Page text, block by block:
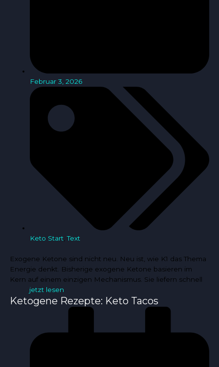
Februar 3, 2026
Keto Start ,Text
Exogene Ketone sind nicht neu. Neu ist, wie K1 das Thema
Energie denkt. Bisherige exogene Ketone basieren im
Kern auf einem einzigen Mechanismus. Sie liefern schnell
jetzt lesen
Ketogene Rezepte: Keto Tacos